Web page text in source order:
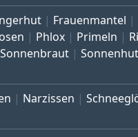
Frauenmantel
Phlox Primeln
Sonnenbraut Sonnenhut
Narzissen